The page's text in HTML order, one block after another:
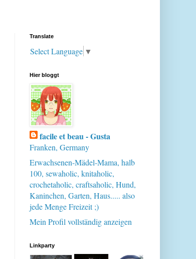
Translate
Select Language ▼
Hier bloggt
facile et beau - Gusta
Franken, Germany
Erwachsenen-Mädel-Mama, halb
100, sewaholic, knitaholic,
crochetaholic, craftsaholic, Hund,
Kaninchen, Garten, Haus..... also
jede Menge Freizeit ;)
Mein Profil vollständig anzeigen
Linkparty